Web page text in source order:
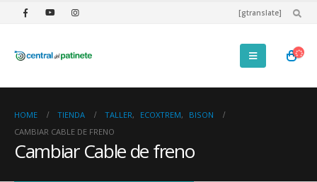
[gtranslate]
HOME TIENDA TALLER, ECOXTREM,
BISON
CAMBIAR CABLE DE FRENO
Cambiar Cable de freno